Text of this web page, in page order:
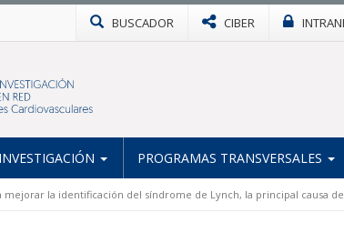
BUSCADOR CIBER
PROGRAMAS TRANSVERSALES
a mejorar la identificación del síndrome de Lynch, la principal causa